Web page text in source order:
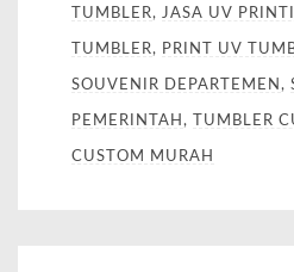
TUMBLER, JASA UV
TUMBLER, PRINT UV
SOUVENIR DEPARTEMEN ,
PEMERINTAH , TUMBLER
CUSTOM MURAH